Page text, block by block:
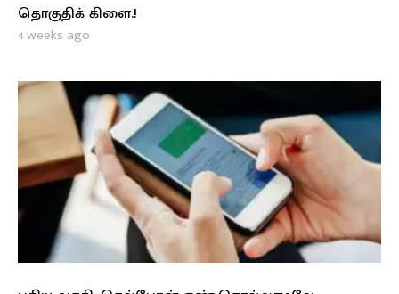
தொகுதிக் கிளை.!
4 weeks ago